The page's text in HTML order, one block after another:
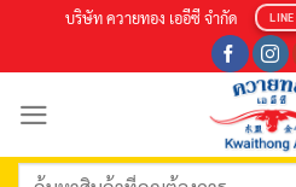
content
บริษัท ควายทอง เออีซี จำกัด LINE
ค้นหา: